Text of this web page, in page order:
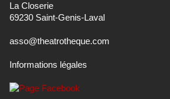
La Closerie
69230 Saint-Genis-Laval
asso@theatrotheque.com
Informations légales